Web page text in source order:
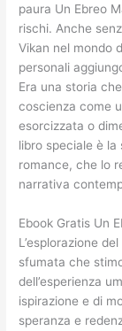
paura Un Ebreo
rischi. Anche
Vikan nel mondo
personali
Era una storia
coscienza come
esorcizzata o
libro speciale è
romance, che lo
narrativa
Ebook Gratis Un
L’esplorazione
sfumata che
dell’esperienza
ispirazione e di
speranza e